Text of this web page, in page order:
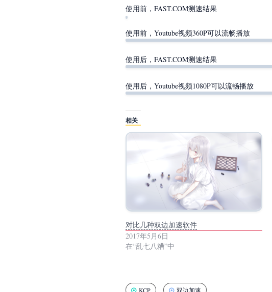
使用前，FAST.COM测速结果
使用前，Youtube视频360P可以流畅播放
使用后，FAST.COM测速结果
使用后，Youtube视频1080P可以流畅播放
相关
对比几种双边加速软件
2017年5月6日
在“乱七八糟”中
KCP 双边加速